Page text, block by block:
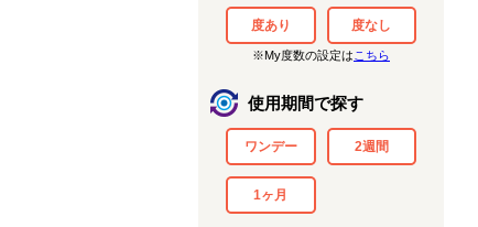
度あり 度なし
※My度数の設定は こちら
使用期間で探す
ワンデー 2週間
1ヶ月